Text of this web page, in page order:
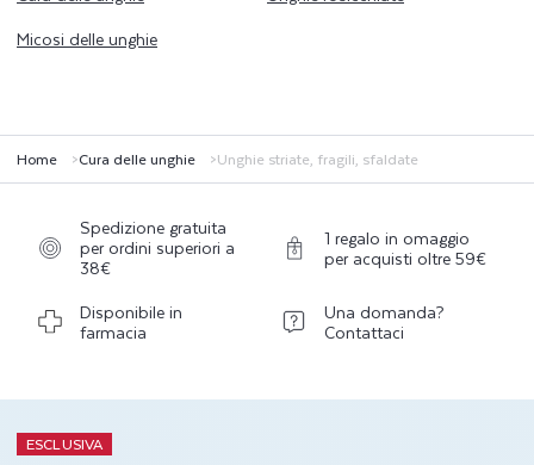
Micosi delle unghie
Home Cura delle unghie Unghie striate, fragili, sfaldate
Spedizione gratuita
per ordini superiori a
38€
1 regalo in omaggio
per acquisti oltre 59€
Disponibile in
farmacia
Una domanda?
Contattaci
ESCLUSIVA